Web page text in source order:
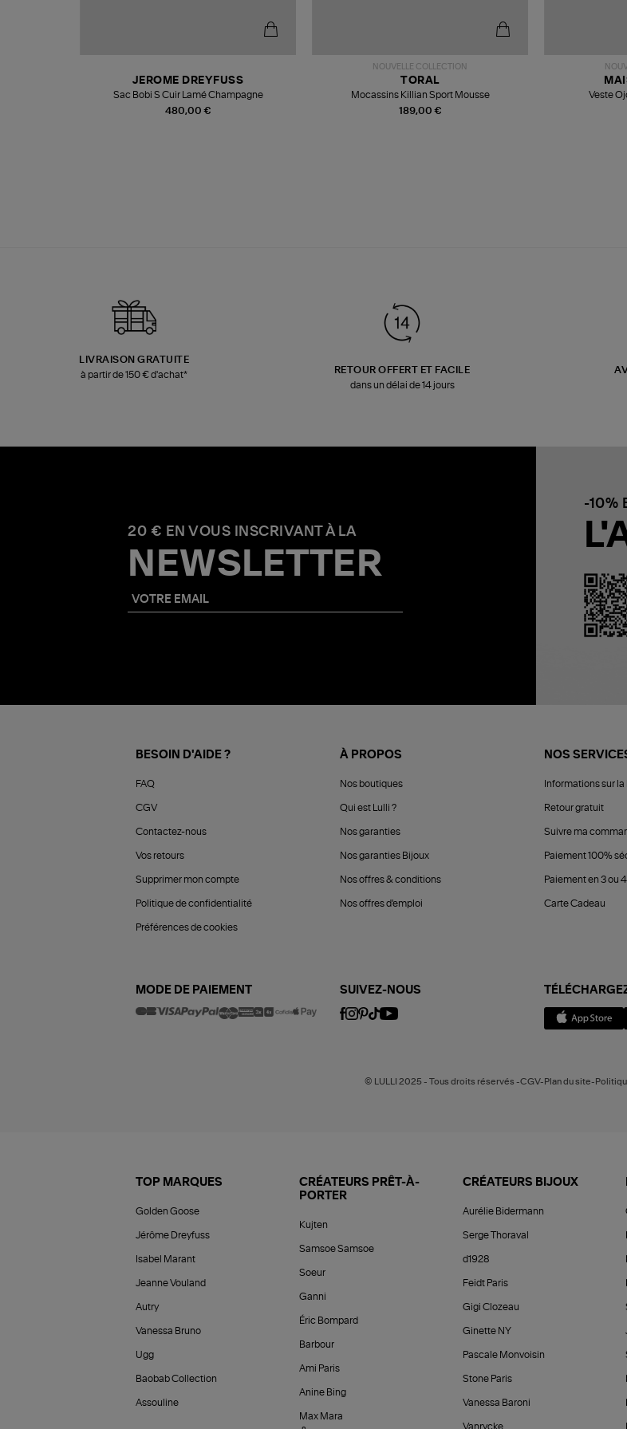
480,00 €
JEROME DREYFUSS
Sac Bobi S Cuir Lamé Champagne
NOUVELLE COLLECTION
189,00 €
TORAL
Mocassins Killian Sport Mousse
Veste
LIVRAISON GRATUITE
à partir de 150 € d'achat*
RETOUR OFFERT ET FACILE
dans un délai de 14 jours
20 € EN VOUS INSCRIVANT À LA
NEWSLETTER
-10%
BESOIN D'AIDE ?
FAQ
CGV
Contactez-nous
Vos retours
Supprimer mon compte
Politique de confidentialité
Préférences de cookies
À PROPOS
Nos boutiques
Qui est Lulli ?
Nos garanties
Nos garanties Bijoux
Nos offres & conditions
Nos offres d'emploi
NOS
Informations sur la
Retour gratuit
Suivre ma
Paiement 100%
Paiement en 3 ou
Carte Cadeau
MODE DE PAIEMENT SUIVEZ-NOUS
© LULLI 2025 - Tous droits réservés -CGV-Plan du site-
TOP MARQUES
Golden Goose
Jérôme Dreyfuss
Isabel Marant
Jeanne Vouland
Autry
Vanessa Bruno
Ugg
Baobab Collection
Assouline
CRÉATEURS PRÊT-À-
PORTER
Kujten
Samsoe Samsoe
Soeur
Ganni
Éric Bompard
Barbour
Ami Paris
Anine Bing
Max Mara
CRÉATEURS BIJOUX
Aurélie Bidermann
Serge Thoraval
d1928
Feidt Paris
Gigi Clozeau
Ginette NY
Pascale Monvoisin
Stone Paris
Vanessa Baroni
Vanrycke